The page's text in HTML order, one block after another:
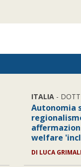
ITALIA -
Autonomia
welfare
DI LUCA